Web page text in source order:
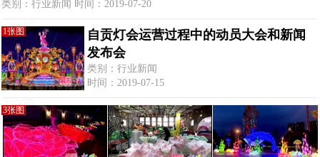
类别：行业新闻 时间：2019-07-20
1张图
自贡灯会运营过程中的动员大会和新闻
发布会
类别：行业新闻
时间：2019-07-15
3张图